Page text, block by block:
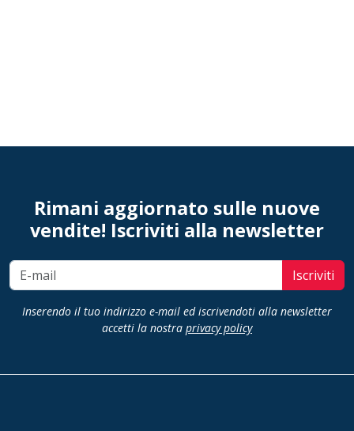
Rimani aggiornato sulle nuove
vendite! Iscriviti alla newsletter
Iscriviti
Inserendo il tuo indirizzo e-mail ed iscrivendoti alla newsletter
accetti la nostra privacy policy